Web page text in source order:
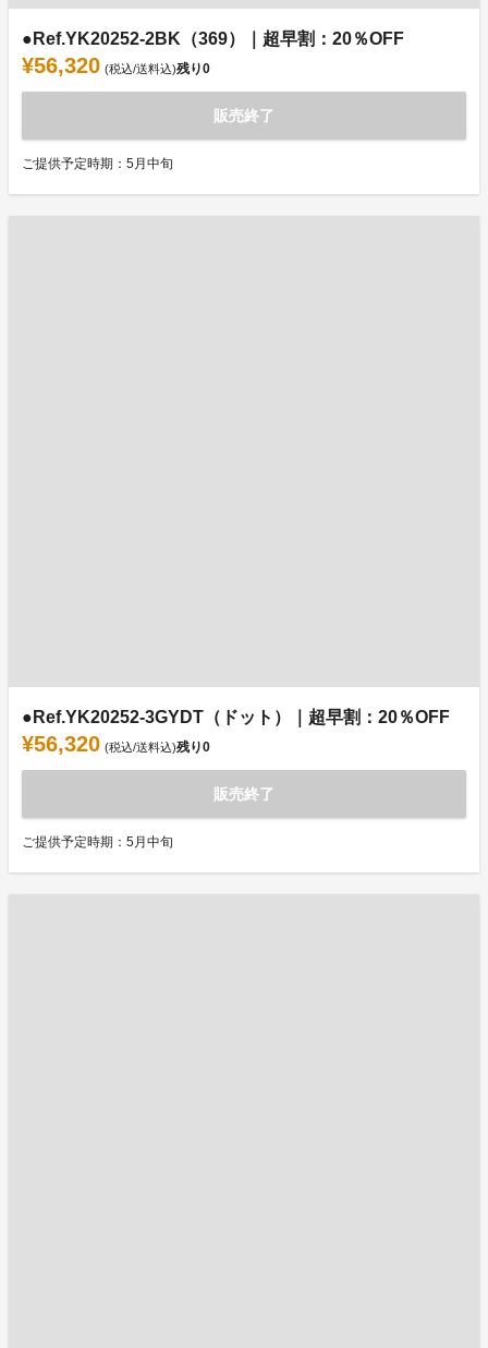
●Ref.YK20252-2BK（369）｜超早割：20％OFF
¥56,320 (税込/送料込)残り0
販売終了
ご提供予定時期：5月中旬
●Ref.YK20252-3GYDT（ドット）｜超早割：20％OFF
¥56,320 (税込/送料込)残り0
販売終了
ご提供予定時期：5月中旬